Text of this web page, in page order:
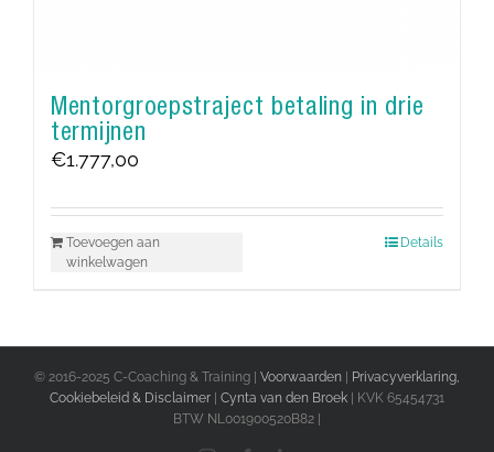
Mentorgroepstraject betaling in drie
termijnen
€1.777,00
Toevoegen aan
winkelwagen
Details
© 2016-2025 C-Coaching & Training | Voorwaarden
Privacyverklaring,
Cookiebeleid & Disclaimer
Cynta van den Broek | KVK 65454731
BTW NL001900520B82 |